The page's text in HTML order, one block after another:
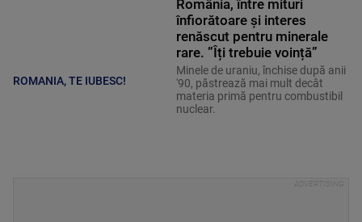
ROMANIA, TE IUBESC!
România, între mituri
înfiorătoare și interes
renăscut pentru minerale
rare. ”Îți trebuie voință”
Minele de uraniu, închise după anii
'90, păstrează mai mult decât
materia primă pentru combustibil
nuclear.